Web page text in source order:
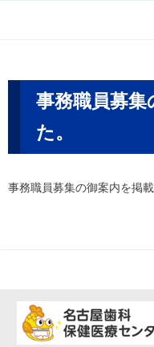
事務職員募集
た。
事務職員募集の御案内を掲載